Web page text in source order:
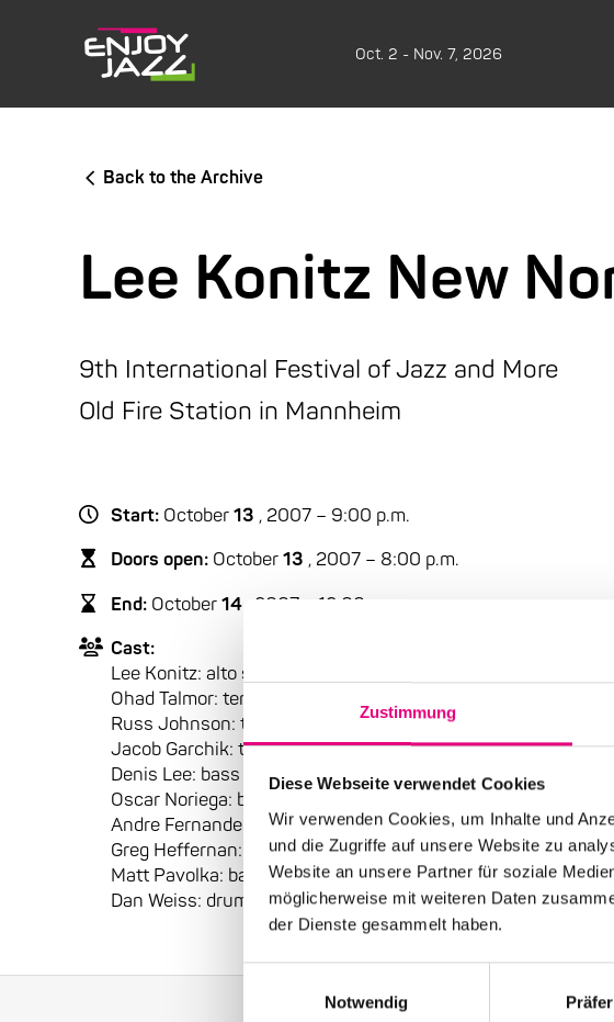
Zustimmung
Diese Webseite verwendet Cookies
Wir verwenden Cookies, um Inhalte und
und die Zugriffe auf unsere Website zu
Website an unsere Partner für soziale
möglicherweise mit weiteren Daten
der Dienste gesammelt haben.
Einwilligungsauswahl
Notwendig
Oct. 2 - Nov. 7, 2026
Back to the Archive
Lee Konitz New
9th International Festival of Jazz and More
Old Fire Station in Mannheim
Start: October13 , 2007 – 9:00 p.m.
Doors open: October13 , 2007 – 8:00 p.m.
End: October14 , 2007 - 12:00 a.m.
Cast:
Lee Konitz: alto saxophone
Ohad Talmor: tenor saxophone
Russ Johnson: trumpet
Jacob Garchik: trombone
Denis Lee: bass clarinet
Oscar Noriega: bass clarinet
Andre Fernandes: guitar
Greg Heffernan: violin
Matt Pavolka: bass
Dan Weiss: drums